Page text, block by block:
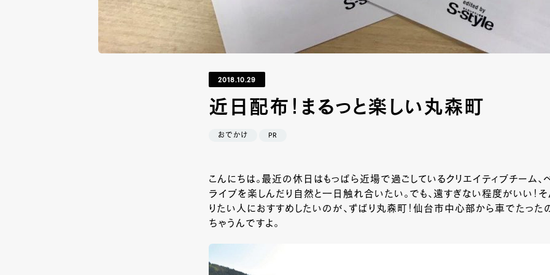
2018.10.29
近日配布！まるっと楽しい丸森町
おでかけ PR
こんにちは。最近の休日はもっぱら近場で過ごしているクリエイティブチーム、
ライブを楽しんだり自然と一日触れ合いたい。でも、遠すぎない程度がいい！
りたい人におすすめしたいのが、ずばり丸森町！仙台市中心部から車でたっ
ちゃうんですよ。